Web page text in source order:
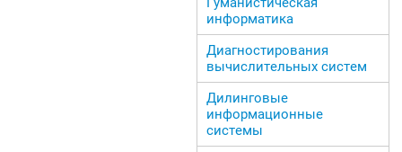
информатика
Диагностирования
вычислительных систем
Дилинговые
информационные
системы